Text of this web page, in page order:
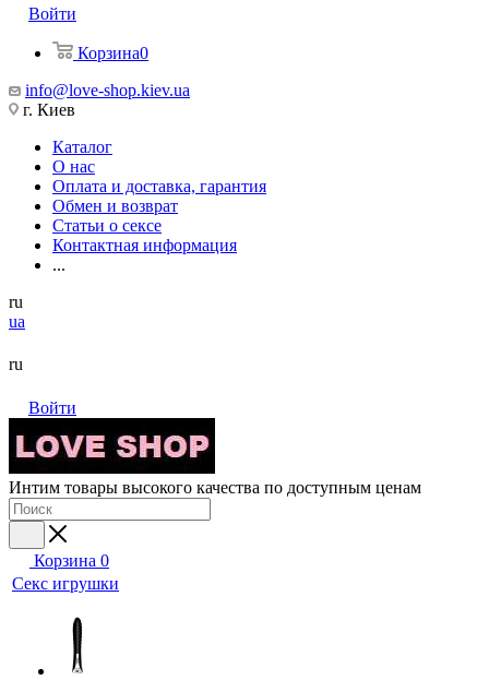
Войти
Корзина0
info@love-shop.kiev.ua
г. Киев
Каталог
О нас
Оплата и доставка, гарантия
Обмен и возврат
Статьи о сексе
Контактная информация
...
ru
ua
ru
Войти
Интим товары высокого качества по доступным ценам
Корзина 0
Секс игрушки